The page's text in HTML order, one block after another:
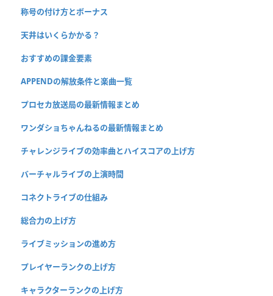
称号の付け方とボーナス
天井はいくらかかる？
おすすめの課金要素
APPENDの解放条件と楽曲一覧
プロセカ放送局の最新情報まとめ
ワンダショちゃんねるの最新情報まとめ
チャレンジライブの効率曲とハイスコアの上げ方
バーチャルライブの上演時間
コネクトライブの仕組み
総合力の上げ方
ライブミッションの進め方
プレイヤーランクの上げ方
キャラクターランクの上げ方